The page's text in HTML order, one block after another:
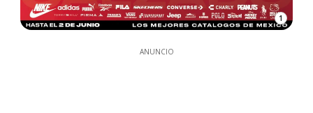
1
ANUNCIO